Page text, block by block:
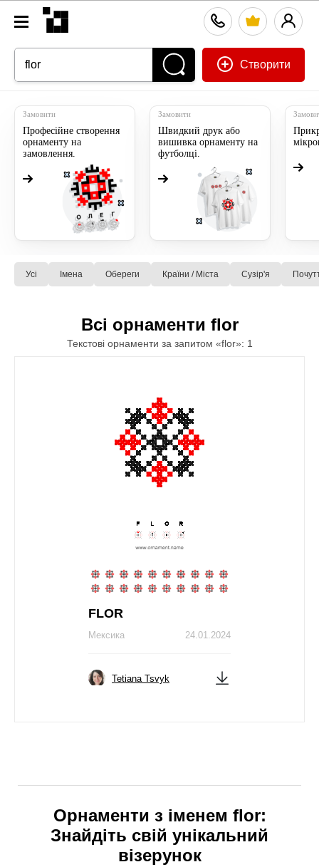
Створити
Замовити
Професійне створення
орнаменту на
замовлення.
Замовити
Швидкий друк або
вишивка орнаменту на
футболці.
Усі Імена Обереги Країни / Міста Сузiр'я
Всі орнаменти flor
Текстові орнаменти за запитом «flor»: 1
FLOR
24.01.2024
Мексика
Tetiana Tsvyk
Орнаменти з іменем flor:
Знайдіть свій унікальний
візерунок